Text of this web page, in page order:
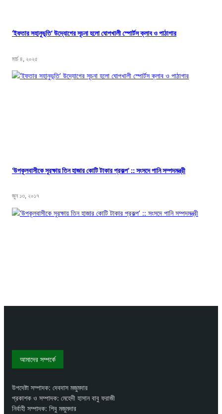
‘ইফতার সহানুভূতি’ উদ্যোগের সূচনা হলো ঘোপখালী স্পোর্টস ক্লাব ও পাঠাগার
মার্চ ৪, ২০২৫
‘উপকূলবাসীকে সুরক্ষায় তিন হাজার কোটি টাকার প্রকল্প’ :: সংসদে পানি সম্পদমন্ত্রী
জুন ১৩, ২০১৭
আমাদের সম্পর্কে
উপদেষ্টা সম্পাদক: দেবদাস মজুমদার
প্রকাশক ও সম্পাদক: মেহেদী হাসান বাবু ফরাজী
নির্বাহী সম্পাদক: শিবু মজুমদার